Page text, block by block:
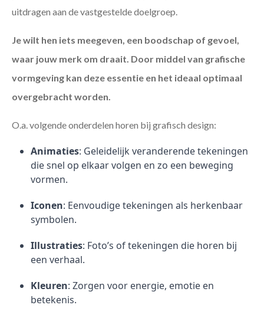
uitdragen aan de vastgestelde doelgroep.
Je wilt hen iets meegeven, een boodschap of gevoel,
waar jouw merk om draait. Door middel van grafische
vormgeving kan deze essentie en het ideaal optimaal
overgebracht worden.
O.a. volgende onderdelen horen bij grafisch design:
Animaties: Geleidelijk veranderende tekeningen
die snel op elkaar volgen en zo een beweging
vormen.
Iconen: Eenvoudige tekeningen als herkenbaar
symbolen.
Illustraties: Foto’s of tekeningen die horen bij
een verhaal.
Kleuren: Zorgen voor energie, emotie en
betekenis.